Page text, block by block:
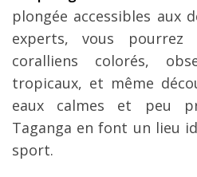
plongée accessibles aux
experts, vous pourrez
coralliens colorés,
tropicaux, et même
eaux calmes et peu
Taganga en font un lieu
sport.